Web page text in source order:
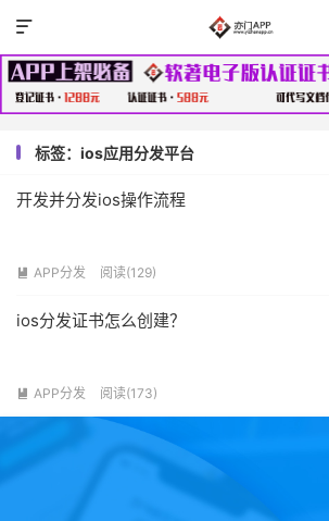

标签：ios应用分发平台
开发并分发ios操作流程
 APP分发 阅读(129)
ios分发证书怎么创建？
 APP分发 阅读(173)